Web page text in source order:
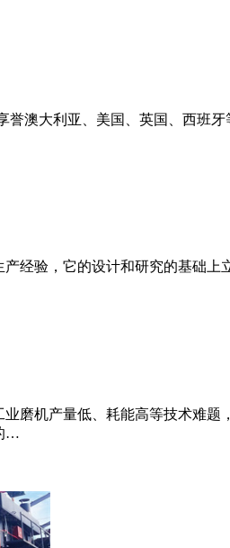
誉澳大利亚、美国、英国、西班
经验，它的设计和研究的基础
磨机产量低、耗能高等技术难
…